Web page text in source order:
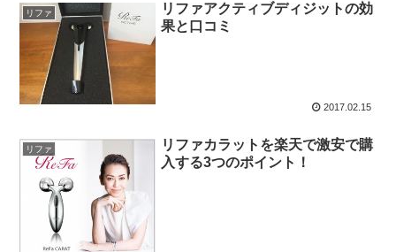
リファ
リファアクティブディジットの効
果と口コミ
2017.02.15
リファ
リファカラットを楽天で激安で購
入する3つのポイント！